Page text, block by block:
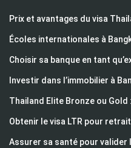
Prix et avantages du visa
Écoles internationales à
Choisir sa banque en tant
Investir dans l’immobilier à
Thailand Elite Bronze ou
Obtenir le visa LTR pour
Assurer sa santé pour valider